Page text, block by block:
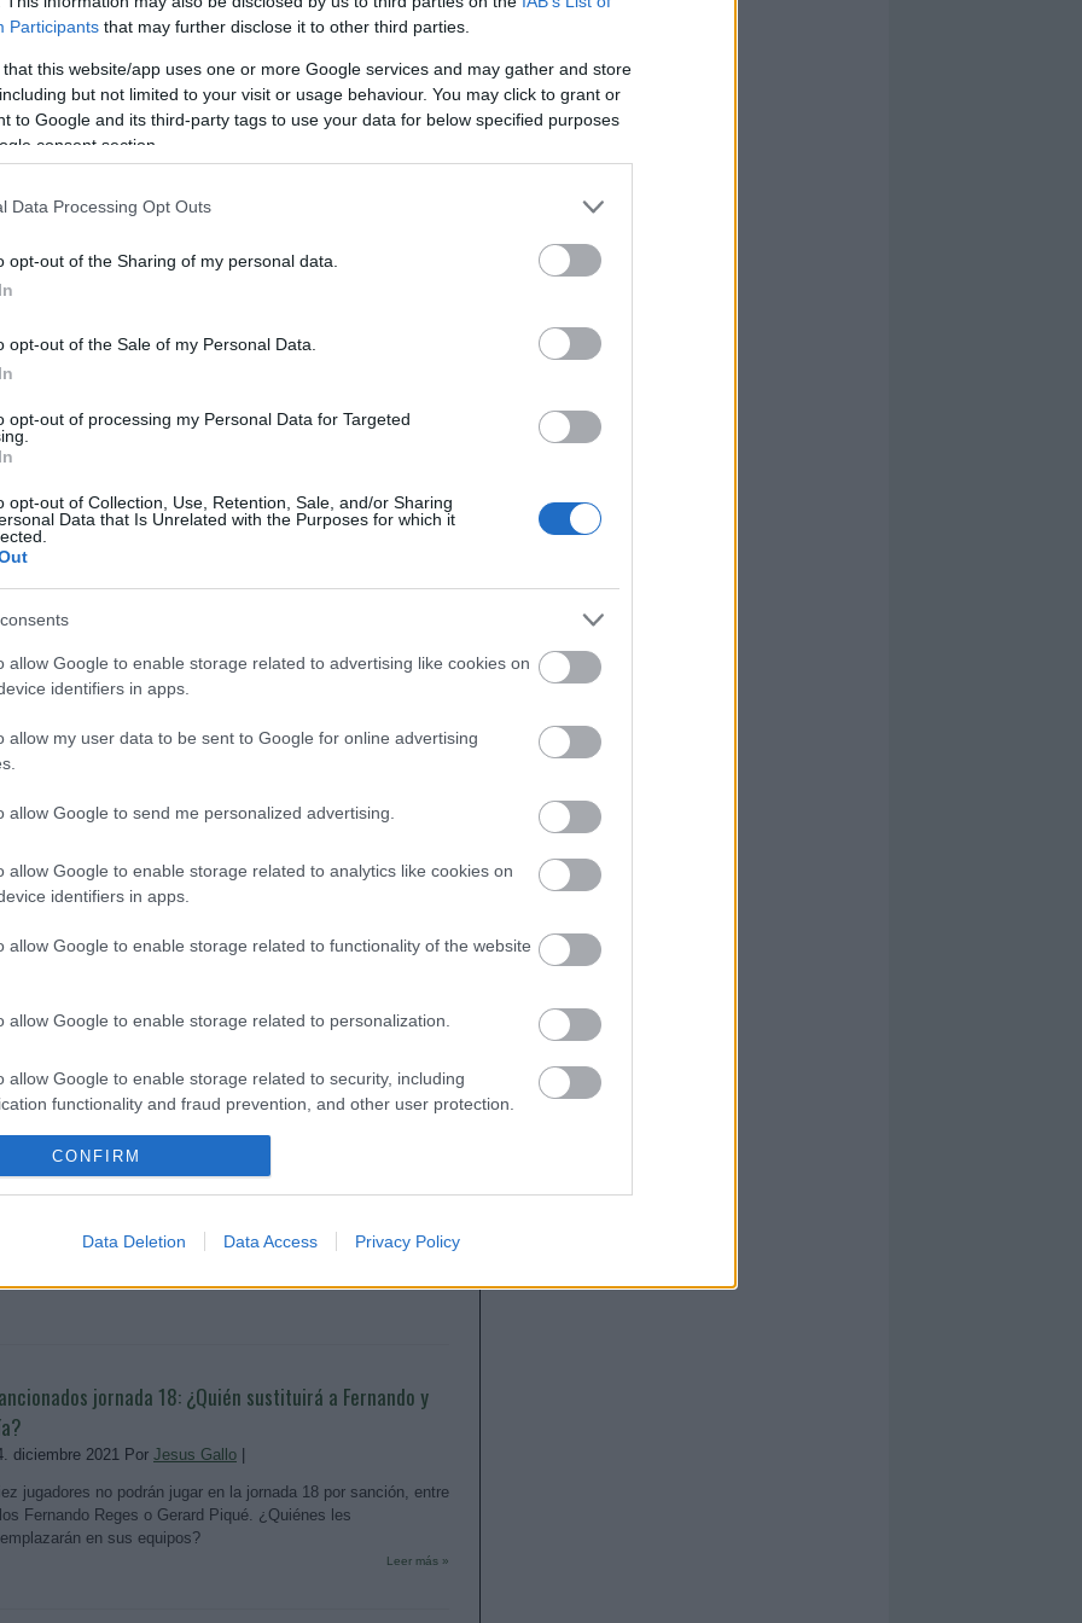
Participants that may further disclose it to other third parties.
that this website/app uses one or more Google services and may gather and store
but not limited to your visit or usage behaviour. You may click to grant or
to Google and its third-party tags to use your data for below specified purposes
consent section.
Data Processing Opt Outs
opt-out of the Sharing of my personal data.
opt-out of the Sale of my Personal Data.
opt-out of processing my Personal Data for Targeted
opt-out of Collection, Use, Retention, Sale, and/or Sharing
Data that Is Unrelated with the Purposes for which it
allow Google to enable storage related to advertising like cookies on
identifiers in apps.
allow my user data to be sent to Google for online advertising
allow Google to send me personalized advertising.
allow Google to enable storage related to analytics like cookies on
identifiers in apps.
allow Google to enable storage related to functionality of the website
allow Google to enable storage related to personalization.
allow Google to enable storage related to security, including
functionality and fraud prevention, and other user protection.
CONFIRM
Data Deletion Data Access Privacy Policy
Leer más »
de compra: 5 fichajes ‘low cost’ para la jornada
marzo 2023 PorJesus Gallo|
necesitas fichajes baratos para completar tu equipo de la
un valor de mercado inferior al millón de euros.
Athletic en Comunio: ¿A quién comprar, a quién vender?
Athletic Club finalizó el primer tramo de competición en cuarto
el mismo que ocupa en el ranking de puntos de Comunio.
Comunio: los lesionados de la jornada 11
octubre 2022 PorJavier Merida|
jornada 11 de LaLiga 22/23 nos ha dejado diversos lesionados
artículo repasamos los futbolistas afectados.
Comunio: ¡La última hora de la jornada 31!
jornada 31 de LaLiga comienza esta noche a las 21:00 horas
el Sevilla-Granada. Repasamos las noticias de última hora
Leer más »
Athletic en Comunio: ¿A quién comprar, a quién vender?
22 de LaLiga. Analizamos los jugadores rojiblancos por orden
importancia de compra en Comunio.
jornada 18: ¿Quién sustituirá a Fernando y
diciembre 2021 Por Jesus Gallo
jugadores no podrán jugar en la jornada 18 por sanción, entre
Fernando Reges o Gerard Piqué. ¿Quiénes les
en sus equipos?
Leer más »